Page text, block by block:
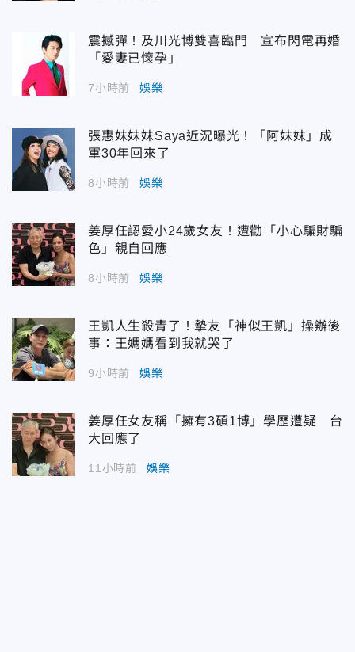
震撼彈！及川光博雙喜臨門 宣布閃電再婚
「愛妻已懷孕」
7小時前 娛樂
張惠妹妹妹Saya近況曝光！「阿妹妹」成
軍30年回來了
8小時前 娛樂
姜厚任認愛小24歲女友！遭勸「小心騙財騙
色」親自回應
8小時前 娛樂
王凱人生殺青了！摯友「神似王凱」操辦後
事：王媽媽看到我就哭了
9小時前 娛樂
姜厚任女友稱「擁有3碩1博」學歷遭疑 台
大回應了
11小時前 娛樂